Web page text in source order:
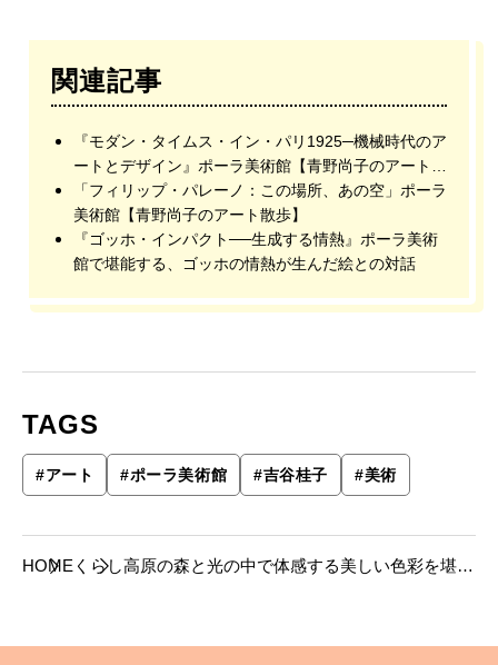
関連記事
『モダン・タイムス・イン・パリ1925─機械時代のア
ートとデザイン』ポーラ美術館【青野尚子のアート散
歩】
「フィリップ・パレーノ：この場所、あの空」ポーラ
美術館【青野尚子のアート散歩】
『ゴッホ・インパクト──生成する情熱』ポーラ美術
館で堪能する、ゴッホの情熱が生んだ絵との対話
TAGS
#アート #ポーラ美術館 #吉谷桂子 #美術
HOME くらし高原の森と光の中で体感する美しい色彩を堪